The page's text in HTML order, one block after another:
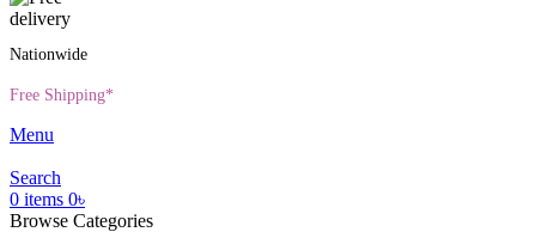
Nationwide
Free Shipping*
Menu
Search
0 items 0৳
Browse Categories